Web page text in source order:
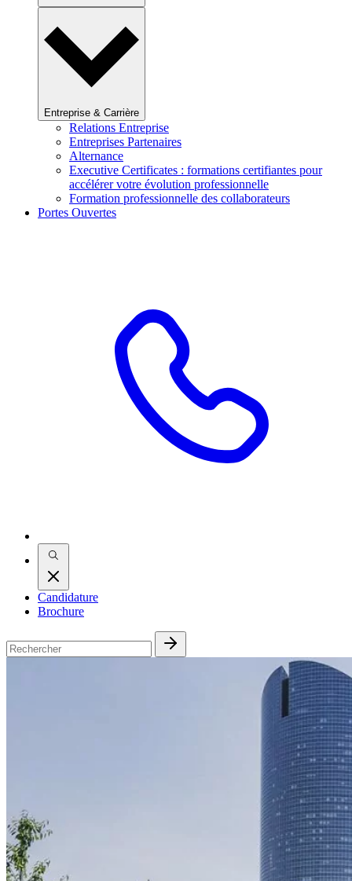
Entreprise & Carrière
Relations Entreprise
Entreprises Partenaires
Alternance
Executive Certificates : formations certifiantes pour
accélérer votre évolution professionnelle
Formation professionnelle des collaborateurs
Portes Ouvertes
Candidature
Brochure